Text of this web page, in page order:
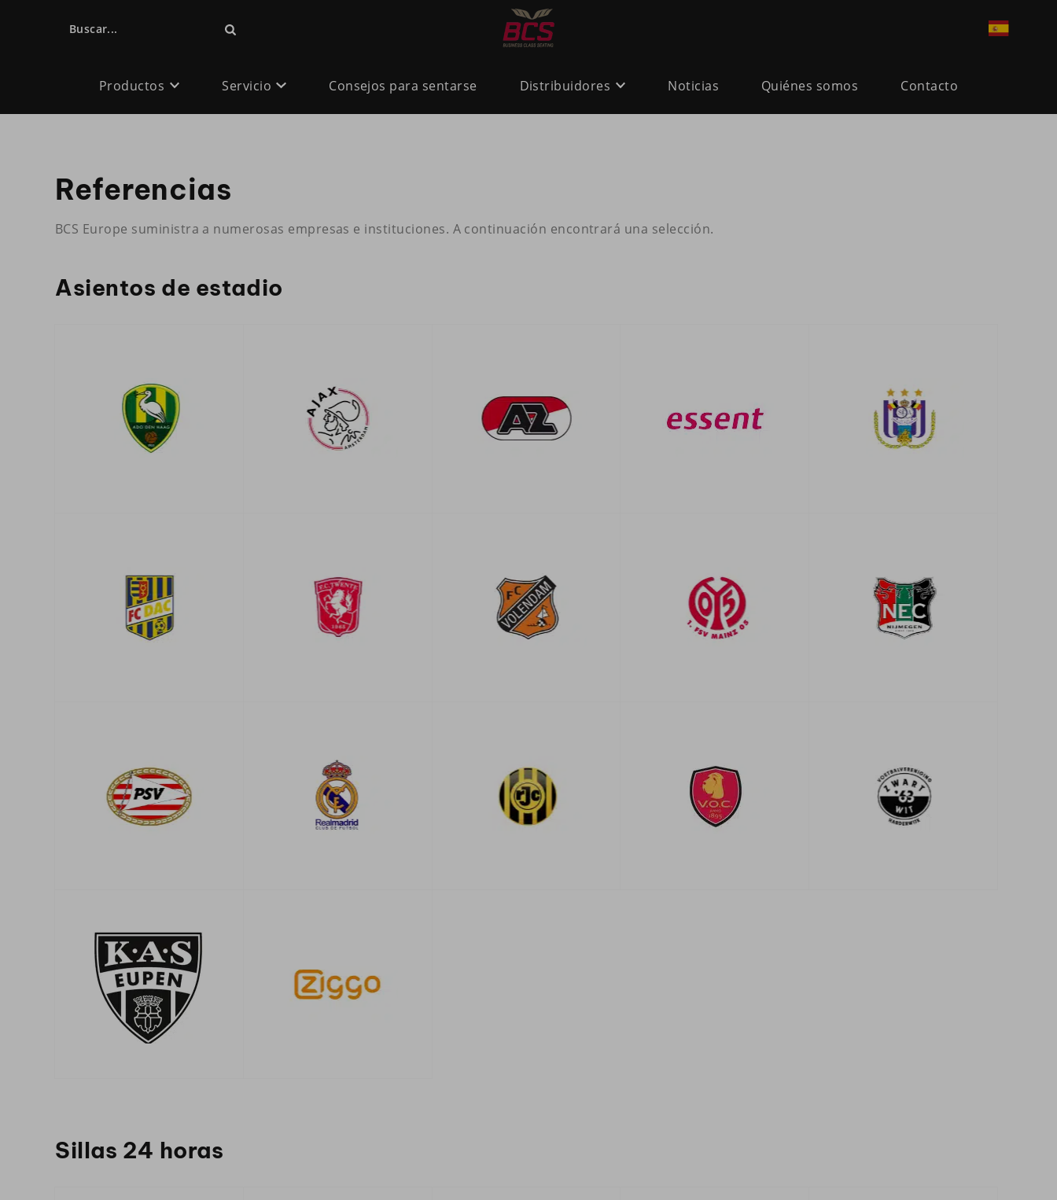
Buscar...
Productos Servicio Consejos para sentarse Distribuidores Noticias Quiénes somos Contacto
Referencias
BCS Europe suministra a numerosas empresas e instituciones. A continuación encontrará una selección.
Asientos de estadio
Sillas 24 horas